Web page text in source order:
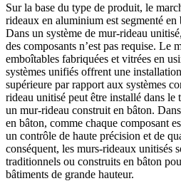
Sur la base du type de produit, le
rideaux en aluminium est segmenté en
Dans un système de mur-rideau
des composants n’est pas requise. Le
emboîtables fabriquées et vitrées en
systèmes unifiés offrent une
supérieure par rapport aux systèmes
rideau unitisé peut être installé dans le
un mur-rideau construit en bâton.
en bâton, comme chaque composant
un contrôle de haute précision et de
conséquent, les murs-rideaux unitisés
traditionnels ou construits en bâton
bâtiments de grande hauteur.